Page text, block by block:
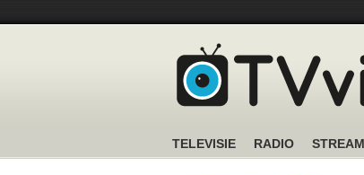
TELEVISIE RADIO